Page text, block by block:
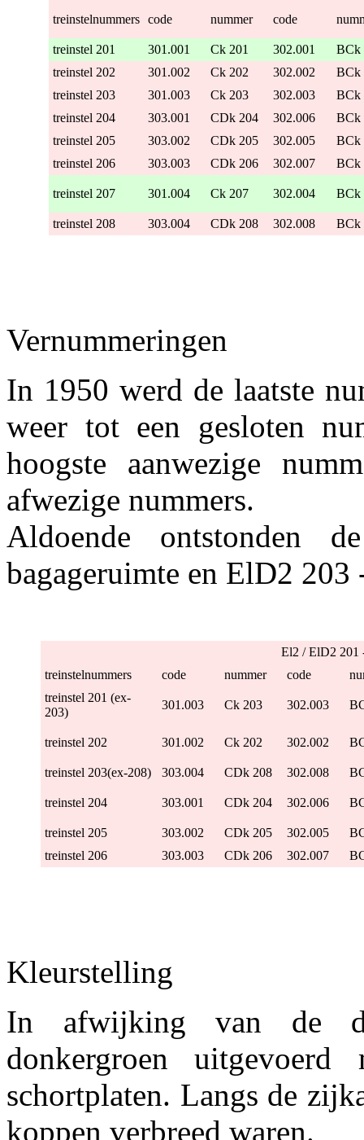
treinstelnummers code nummer code
treinstel 201 301.001 Ck 201 302.001
BCk
treinstel 202
301.002 Ck 202 302.002
BCk
treinstel 203
301.003 Ck 203 302.003
BCk
treinstel 204
303.001 CDk 204 302.006
BCk
treinstel 205
303.002 CDk 205 302.005
BCk
treinstel 206
303.003 CDk 206 302.007 BCk
treinstel 207 301.004 Ck 207 302.004 BCk
treinstel 208 303.004 CDk 208 302.008 BCk
Vernummeringen
In 1950 werd de laatste
weer tot een gesloten
hoogste aanwezige
afwezige nummers.
Aldoende ontstonden
bagageruimte en ElD2 203
El2 / ElD2
treinstelnummers
code nummer code
treinstel 201 (ex-
203)
301.003 Ck 203 302.003
treinstel 202 301.002 Ck 202 302.002
treinstel 203(ex-208) 303.004 CDk 208 302.008
treinstel 204 303.001 CDk 204 302.006
treinstel 205 303.002 CDk 205 302.005
treinstel 206
303.003 CDk 206 302.007
Kleurstelling
In afwijking van de
donkergroen
schortplaten. Langs de
koppen verbreed waren.